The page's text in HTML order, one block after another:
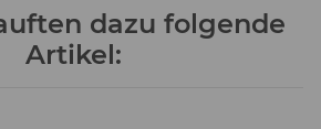
dazu folgende
Artikel: